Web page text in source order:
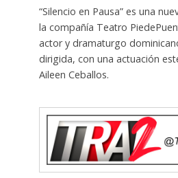
“Silencio en Pausa” es una
la compañía Teatro
actor y dramaturgo
dirigida, con una actuación
Aileen Ceballos.